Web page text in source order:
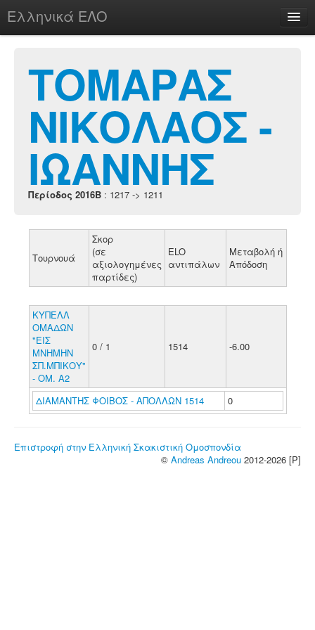
Ελληνικά ΕΛΟ
chesstu.be @ discord
Login
ΤΟΜΑΡΑΣ
ΝΙΚΟΛΑΟΣ -
ΙΩΑΝΝΗΣ
Περίοδος 2016B : 1217 -> 1211
Τουρνουά
Σκορ
(σε
αξιολογημένες
παρτίδες)
ELO
αντιπάλων
Μεταβολή ή
Απόδοση
ΚΥΠΕΛΛ
ΟΜΑΔΩΝ
"ΕΙΣ
ΜΝΗΜΗΝ
ΣΠ.ΜΠΙΚΟΥ"
- ΟΜ. Α2
0 / 1 1514 -6.00
ΔΙΑΜΑΝΤΗΣ ΦΟΙΒΟΣ - ΑΠΟΛΛΩΝ 1514 0
Επιστροφή στην Ελληνική Σκακιστική Ομοσπονδία
© Andreas Andreou 2012-2026 [P]